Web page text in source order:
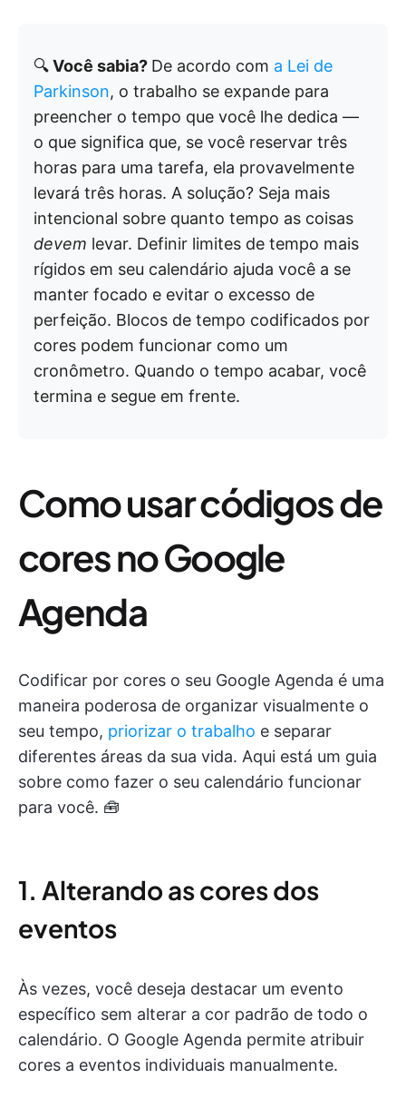
🔍Você sabia? De acordo com a Lei de
Parkinson, o trabalho se expande para
preencher o tempo que você lhe dedica —
o que significa que, se você reservar três
horas para uma tarefa, ela provavelmente
levará três horas. A solução? Seja mais
intencional sobre quanto tempo as coisas
devem levar. Definir limites de tempo mais
rígidos em seu calendário ajuda você a se
manter focado e evitar o excesso de
perfeição. Blocos de tempo codificados por
cores podem funcionar como um
cronômetro. Quando o tempo acabar, você
termina e segue em frente.
Como usar códigos de
cores no Google
Agenda
Codificar por cores o seu Google Agenda é uma
maneira poderosa de organizar visualmente o
seu tempo, priorizar o trabalho e separar
diferentes áreas da sua vida. Aqui está um guia
sobre como fazer o seu calendário funcionar
para você. 🧰
1. Alterando as cores dos
eventos
Às vezes, você deseja destacar um evento
específico sem alterar a cor padrão de todo o
calendário. O Google Agenda permite atribuir
cores a eventos individuais manualmente.